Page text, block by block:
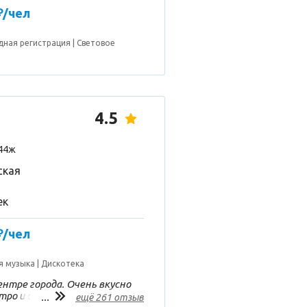
чел
регистрация Световое
4.5
чел
музыка Дискотека
города. Очень вкусно
и с вниманием.
... ещё 261 отзыв